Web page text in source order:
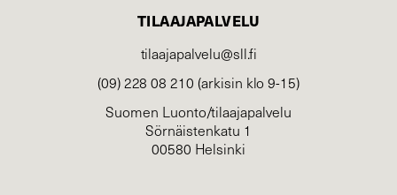
TILAAJAPALVELU
tilaajapalvelu@sll.fi
(09) 228 08 210 (arkisin klo 9-15)
Suomen Luonto/tilaajapalvelu
Sörnäistenkatu 1
00580 Helsinki